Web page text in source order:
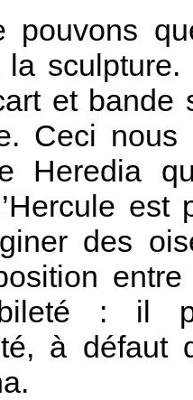
pouvons
la
et bande
Ceci
Heredia
des
: il
à